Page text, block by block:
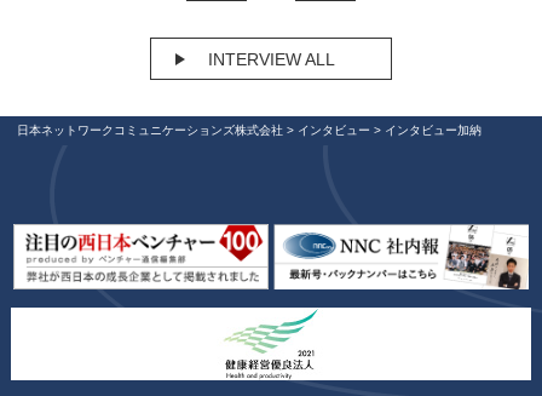
INTERVIEW ALL
日本ネットワークコミュニケーションズ株式会社> インタビュー > インタビュー加納